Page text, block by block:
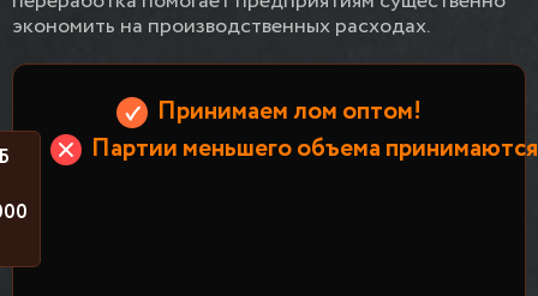
экономить на производственных расходах.
Принимаем лом оптом!
Партии меньшего объема